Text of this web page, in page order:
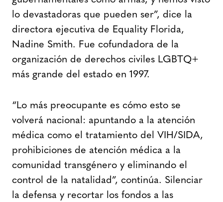
lo devastadoras que pueden ser”, dice la
directora ejecutiva de Equality Florida,
Nadine Smith. Fue cofundadora de la
organización de derechos civiles LGBTQ+
más grande del estado en 1997.
“Lo más preocupante es cómo esto se
volverá nacional: apuntando a la atención
médica como el tratamiento del VIH/SIDA,
prohibiciones de atención médica a la
comunidad transgénero y eliminando el
control de la natalidad”, continúa. Silenciar
la defensa y recortar los fondos a las